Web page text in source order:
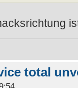
total